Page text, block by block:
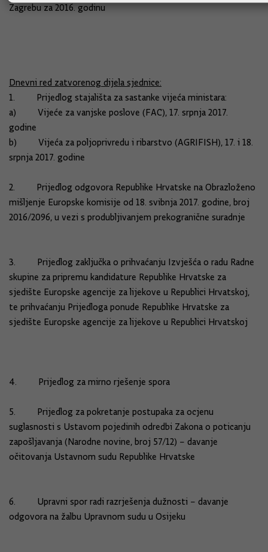
Zagrebu za 2016. godinu
Dnevni red zatvorenog dijela sjednice:
1. Prijedlog stajališta za sastanke vijeća ministara:
a) Vijeće za vanjske poslove (FAC), 17. srpnja 2017.
godine
b) Vijeća za poljoprivredu i ribarstvo (AGRIFISH), 17. i 18.
srpnja 2017. godine
2. Prijedlog odgovora Republike Hrvatske na Obrazloženo
mišljenje Europske komisije od 18. svibnja 2017. godine, broj
2016/2096, u vezi s produbljivanjem prekogranične suradnje
3. Prijedlog zaključka o prihvaćanju Izvješća o radu Radne
skupine za pripremu kandidature Republike Hrvatske za
sjedište Europske agencije za lijekove u Republici Hrvatskoj,
te prihvaćanju Prijedloga ponude Republike Hrvatske za
sjedište Europske agencije za lijekove u Republici Hrvatskoj
4. Prijedlog za mirno rješenje spora
5. Prijedlog za pokretanje postupaka za ocjenu
suglasnosti s Ustavom pojedinih odredbi Zakona o poticanju
zapošljavanja (Narodne novine, broj 57/12) – davanje
očitovanja Ustavnom sudu Republike Hrvatske
6. Upravni spor radi razrješenja dužnosti – davanje
odgovora na žalbu Upravnom sudu u Osijeku